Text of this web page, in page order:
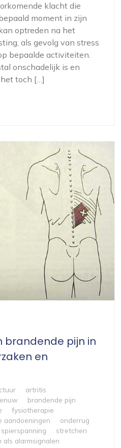
klacht die
moment in zijn
optreden na het
als gevolg van stress
bepaalde activiteiten.
onschadelijk is en
toch […]
brandende pijn in
en
artritis
brandende pijn
fysiotherapie
aandoeningen
onderrug
spierspanning
stretchen
als alarmsignalen